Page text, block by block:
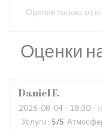
Оценки
DanielF
2026-08-04 - 18:30 -
Услуги : 5/5
Оценки только от